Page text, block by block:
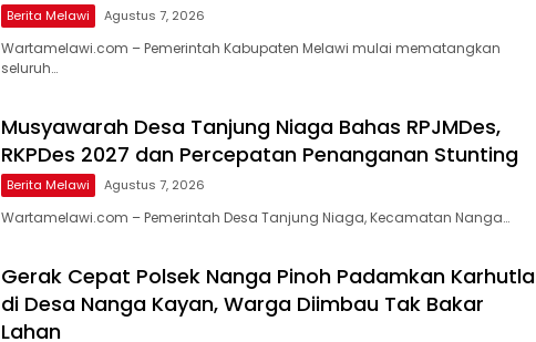
Berita Melawi Agustus 7, 2026
Wartamelawi.com – Pemerintah Kabupaten Melawi mulai mematangkan
seluruh…
Musyawarah Desa Tanjung Niaga Bahas RPJMDes,
RKPDes 2027 dan Percepatan Penanganan Stunting
Berita Melawi Agustus 7, 2026
Wartamelawi.com – Pemerintah Desa Tanjung Niaga, Kecamatan Nanga…
Gerak Cepat Polsek Nanga Pinoh Padamkan Karhutla
di Desa Nanga Kayan, Warga Diimbau Tak Bakar
Lahan